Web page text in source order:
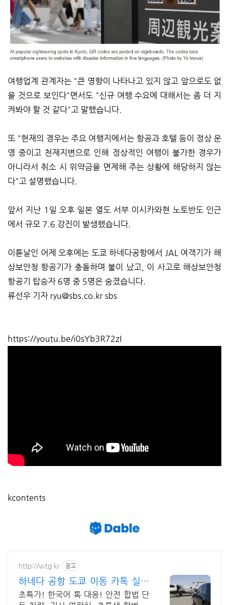
여행업계 관계자는 "큰 영향이 나타나고 있지 않고 앞으로도 없
을 것으로 보인다"면서도 "신규 여행 수요에 대해서는 좀 더 지
켜봐야 할 것 같다"고 말했습니다.
또 "현재의 경우는 주요 여행지에서는 항공과 호텔 등이 정상 운
영 중이고 천재지변으로 인해 정상적인 여행이 불가한 경우가
아니라서 취소 시 위약금을 면제해 주는 상황에 해당하지 않는
다"고 설명했습니다.
앞서 지난 1일 오후 일본 열도 서부 이시카와현 노토반도 인근
에서 규모 7.6 강진이 발생했습니다.
이튿날인 어제 오후에는 도쿄 하네다공항에서 JAL 여객기가 해
상보안청 항공기가 충돌하며 불이 났고, 이 사고로 해상보안청
항공기 탑승자 6명 중 5명은 숨졌습니다.
류선우 기자 ryu@sbs.co.kr sbs
https://youtu.be/i0sYb3R72zI
kcontents
http://wtg.kr 광고
하네다 공항 도쿄 이동 카톡 실시
간 한국어 지원!
초특가! 한국어 톡 대응! 안전 합법 단